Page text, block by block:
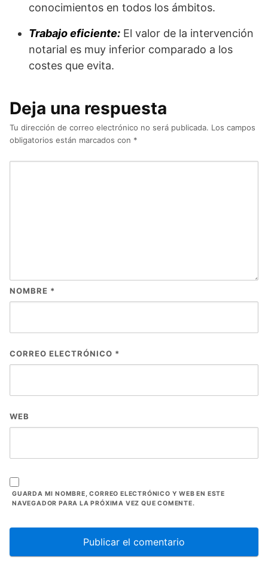
conocimientos en todos los ámbitos.
Trabajo eficiente: El valor de la intervención
notarial es muy inferior comparado a los
costes que evita.
Deja una respuesta
Tu dirección de correo electrónico no será publicada. Los campos
obligatorios están marcados con *
NOMBRE *
CORREO ELECTRÓNICO *
WEB
GUARDA MI NOMBRE, CORREO ELECTRÓNICO Y WEB EN ESTE
NAVEGADOR PARA LA PRÓXIMA VEZ QUE COMENTE.